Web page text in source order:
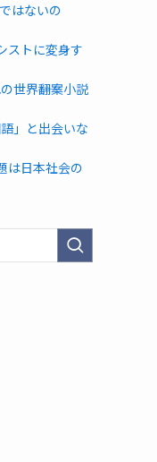
はないの
ストに変身す
世界――翻案小説
」と出会いな
は日本社会の